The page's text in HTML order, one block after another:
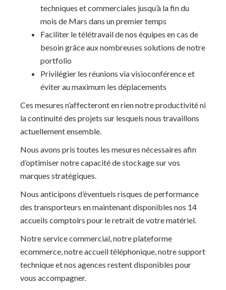
techniques et commerciales jusqu’à la fin du
mois de Mars dans un premier temps
Faciliter le télétravail de nos équipes en cas de
besoin grâce aux nombreuses solutions de notre
portfolio
Privilégier les réunions via visioconférence et
éviter au maximum les déplacements
Ces mesures n’affecteront en rien notre productivité ni
la continuité des projets sur lesquels nous travaillons
actuellement ensemble.
Nous avons pris toutes les mesures nécessaires afin
d’optimiser notre capacité de stockage sur vos
marques stratégiques.
Nous anticipons d’éventuels risques de performance
des transporteurs en maintenant disponibles nos 14
accueils comptoirs pour le retrait de votre matériel.
Notre service commercial, notre plateforme
ecommerce, notre accueil téléphonique, notre support
technique et nos agences restent disponibles pour
vous accompagner.